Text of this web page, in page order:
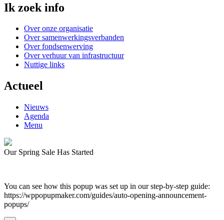
Ik zoek info
Over onze organisatie
Over samenwerkingsverbanden
Over fondsenwerving
Over verhuur van infrastructuur
Nuttige links
Actueel
Nieuws
Agenda
Menu
Our Spring Sale Has Started
You can see how this popup was set up in our step-by-step guide:
https://wppopupmaker.com/guides/auto-opening-announcement-
popups/